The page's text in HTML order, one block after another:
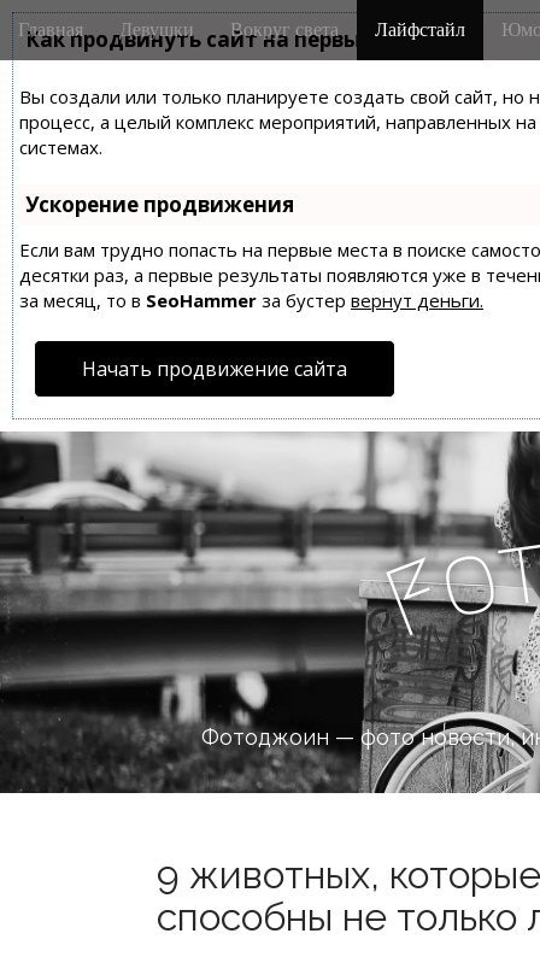
Как продвинуть сайт на первые места?
Вы создали или только планируете создать свой сайт,
процесс, а целый комплекс мероприятий, направленных
системах.
Ускорение продвижения
Если вам трудно попасть на первые места в поиске
десятки раз, а первые результаты появляются уже в
за месяц, то в SeoHammer за бустер вернут деньги.
Начать продвижение сайта
M
a
n
m
e
n
u
i
Главная Девушки Вокруг света Лайфстайл
Fo
Фотоджоин — фото новости,
9 животных,
способны не только